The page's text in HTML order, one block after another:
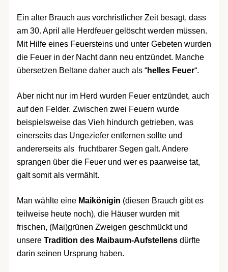
Ein alter Brauch aus vorchristlicher Zeit besagt, dass
am 30. April alle Herdfeuer gelöscht werden müssen.
Mit Hilfe eines Feuersteins und unter Gebeten wurden
die Feuer in der Nacht dann neu entzündet. Manche
übersetzen Beltane daher auch als “helles Feuer“.
Aber nicht nur im Herd wurden Feuer entzündet, auch
auf den Felder. Zwischen zwei Feuern wurde
beispielsweise das Vieh hindurch getrieben, was
einerseits das Ungeziefer entfernen sollte und
andererseits als fruchtbarer Segen galt. Andere
sprangen über die Feuer und wer es paarweise tat,
galt somit als vermählt.
Man wählte eine Maikönigin (diesen Brauch gibt es
teilweise heute noch), die Häuser wurden mit
frischen, (Mai)grünen Zweigen geschmückt und
unsere Tradition des Maibaum-Aufstellensdürfte
darin seinen Ursprung haben.